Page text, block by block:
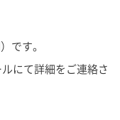
です。
にて詳細をご連絡さ